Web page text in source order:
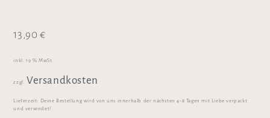
13,90 €
inkl. 19 % MwSt.
zzgl. Versandkosten
Lieferzeit:
Deine Bestellung wird von uns innerhalb der nächsten 4-8 Tagen mit Liebe verpackt
und versendet!